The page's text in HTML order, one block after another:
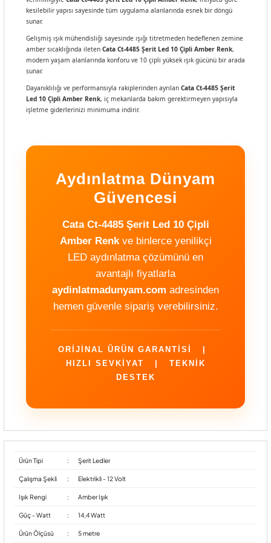
kesilebilir yapısı sayesinde tüm uygulama alanlarında esnek bir döngü
sunar.
Gelişmiş ışık mühendisliği sayesinde ışığı titretmeden hedeflenen zemine
amber sıcaklığında ileten Cata Ct-4485 Şerit Led 10 Çipli Amber Renk,
modern yaşam alanlarında konforu ve 10 çipli yüksek ışık gücünü bir arada
sunar.
Dayanıklılığı ve performansıyla rakiplerinden ayrılan Cata Ct-4485 Şerit
Led 10 Çipli Amber Renk, iç mekanlarda bakım gerektirmeyen yapısıyla
işletme giderlerinizi minimuma indirir.
Aydınlatma Dünyam
Güvencesi
Cata Ct-4485 Şerit Led 10 Çipli
Amber Renkve binlerce yenilikçi
LED aydınlatma çözümünü en
avantajlı fiyatlarla
aydinlatmadunyam.com adresinden
hemen güvenle sipariş verebilirsiniz.
ORIJINAL ÜRÜN GARANTISI |
HIZLI SEVKIYAT | TEKNIK
DESTEK
Ürün Tipi : Şerit Ledler
Çalışma Şekli : Elektrikli - 12 Volt
Işık Rengi : Amber Işık
Güç - Watt : 14,4 Watt
Ürün Ölçüsü : 5 metre